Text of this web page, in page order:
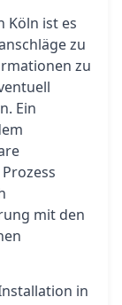
Köln ist es
zu
zu
Ein
mit den
in